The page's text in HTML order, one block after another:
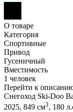
О товаре
Категория
Спортивные
Привод
Гусеничный
Вместимость
1 человек
Перейти к
Снегоход Ski-Doo
2025, 849 см3, 180